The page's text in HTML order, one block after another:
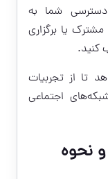
دسترسی شما به
یا برگزاری
کنید.
تا از تجربیات
اجتماعی
MarketGroceryRunVlog و نحوه